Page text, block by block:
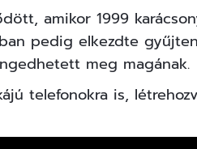
amikor 1999
pedig elkezdte
meg magának.
telefonokra is,